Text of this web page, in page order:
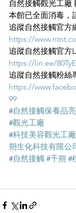
自然接觸觀光工廠
本館已全面消毒，
追蹤自然接觸官方
https://
追蹤自然接觸官方
https://lin.ee/
追蹤自然接觸粉絲
https://
99
#自然接觸保養品
#觀光工廠
#科技美容觀光工廠
朔生化科技有限公
#自然接觸 #千朔 #